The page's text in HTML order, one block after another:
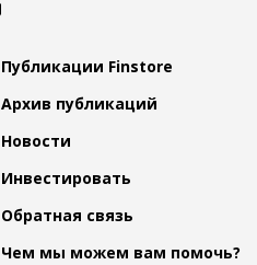
Публикации Finstore
Архив публикаций
Новости
Инвестировать
Обратная связь
Чем мы можем вам помочь?